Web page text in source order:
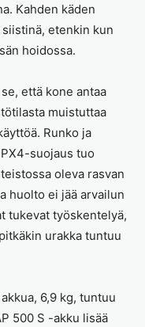
Kahden käden
etenkin kun
hoidossa.
että kone antaa
muistuttaa
Runko ja
suojaus tuo
oleva rasvan
huolto ei jää arvailun
tukevat työskentelyä,
urakka tuntuu
6,9 kg, tuntuu
500 S -akku lisää